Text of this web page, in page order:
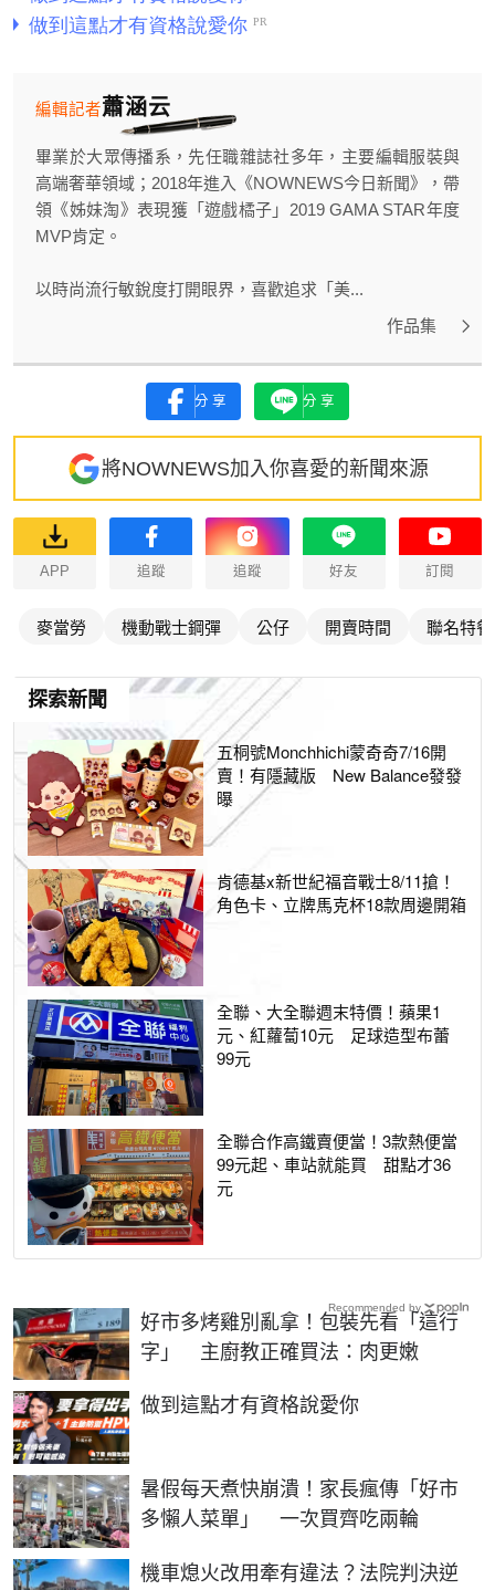
蕭涵云
編輯記者
畢業於大眾傳播系，先任職雜誌社多年，主要編輯服裝與
高端奢華領域；2018年進入《NOWNEWS今日新聞》，帶
領《姊妹淘》表現獲「遊戲橘子」2019 GAMA STAR年度
MVP肯定。
以時尚流行敏銳度打開眼界，喜歡追求「美...
作品集
分享 分享
將NOWNEWS加入你喜愛的新聞來源
APP 追蹤 追蹤 好友 訂閱
麥當勞 機動戰士鋼彈 公仔 開賣時間 聯名特餐
探索新聞
五桐號Monchhichi蒙奇奇7/16開
賣！有隱藏版 New Balance發發
曝
肯德基x新世紀福音戰士8/11搶！
角色卡、立牌馬克杯18款周邊開箱
全聯、大全聯週末特價！蘋果1
元、紅蘿蔔10元 足球造型布蕾
99元
全聯合作高鐵賣便當！3款熱便當
99元起、車站就能買 甜點才36
元
好市多烤雞別亂拿！包裝先看「這行
字」 主廚教正確買法：肉更嫩
做到這點才有資格說愛你
PR
暑假每天煮快崩潰！家長瘋傳「好市
多懶人菜單」 一次買齊吃兩輪
機車熄火改用牽有違法？法院判決逆
Recommended by